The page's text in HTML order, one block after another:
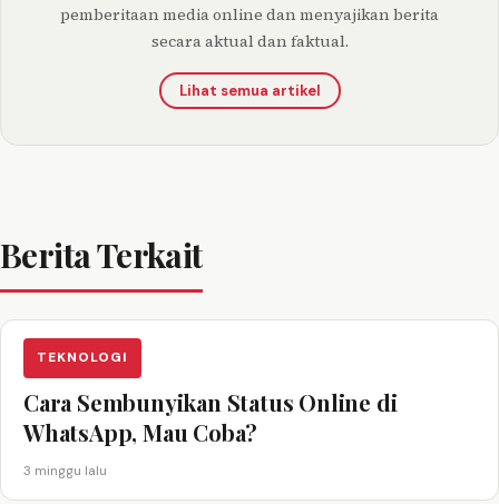
pemberitaan media online dan menyajikan berita
secara aktual dan faktual.
Lihat semua artikel
Berita Terkait
TEKNOLOGI
Cara Sembunyikan Status Online di
WhatsApp, Mau Coba?
3 minggu lalu